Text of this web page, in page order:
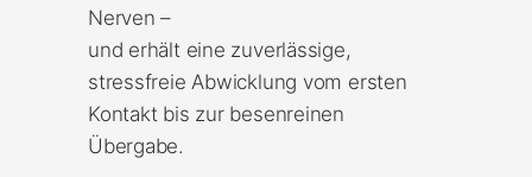
Nerven –
und erhält eine zuverlässige,
stressfreie Abwicklung vom ersten
Kontakt bis zur besenreinen
Übergabe.